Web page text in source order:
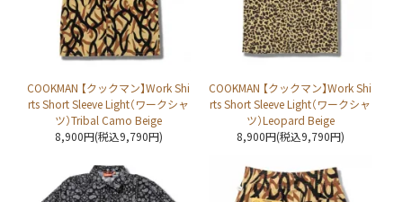
COOKMAN 【クックマン】Work Shi
rts Short Sleeve Light（ワークシャ
ツ）Tribal Camo Beige
8,900円(税込9,790円)
COOKMAN 【クックマン】Work Shi
rts Short Sleeve Light（ワークシャ
ツ）Leopard Beige
8,900円(税込9,790円)